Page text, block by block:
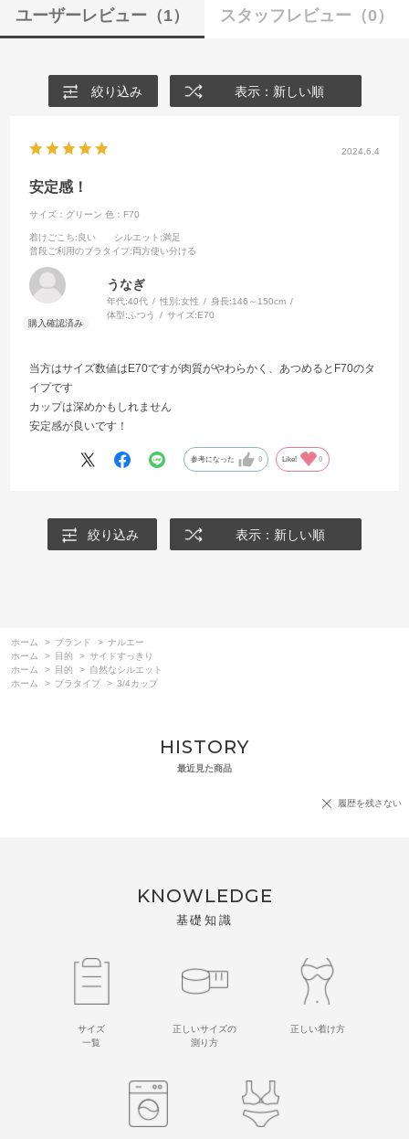
ユーザーレビュー （1） スタッフレビュー （0）
絞り込み 表示：新しい順
2024.6.4
安定感！
サイズ：グリーン 色：F70
着けごこち:良い シルエット :満足
普段ご利用のブラタイプ:両方使い分ける
うなぎ
年代:40代 性別:女性 身長:146～150cm
体型:ふつう サイズ: E70
当方はサイズ数値はE70ですが肉質がやわらかく、あつめるとF70のタ
イプです
カップは深めかもしれません
安定感が良いです！
参考になった 0 Like! 0
絞り込み 表示：新しい順
ホーム > ブランド > ナルエー
ホーム
> 目的 > サイドすっきり
ホーム
> 目的 > 自然なシルエット
ホーム
> ブラタイプ > 3/4カップ
HISTORY
最近見た商品
履歴を残さない
KNOWLEDGE
基礎知識
サイズ
一覧
正しいサイズの
測り方
正しい着け方